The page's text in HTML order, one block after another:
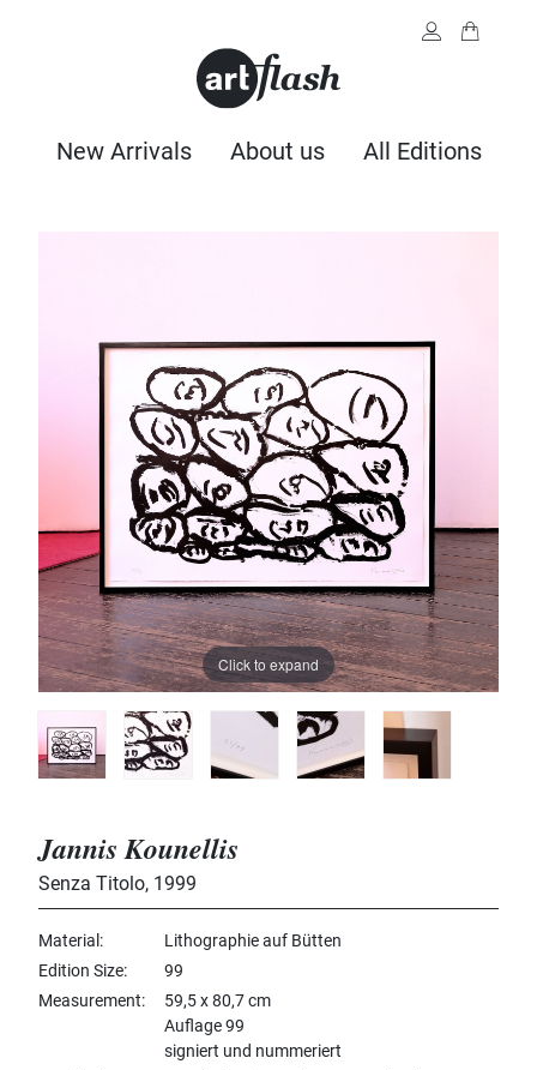
New Arrivals About us All Editions
Click to expand
Jannis Kounellis
Senza Titolo, 1999
Material
Lithographie auf Bütten
Edition Size
99
Measurement
59,5 x 80,7 cm
Auflage 99
signiert und nummeriert